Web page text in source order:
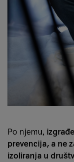
Po njemu,
prevencija, a ne
izoliranja u